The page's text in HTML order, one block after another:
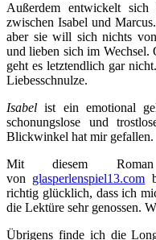
Außerdem entwickelt sich
zwischen Isabel und
aber sie will sich nichts
und lieben sich im Wechsel.
geht es letztendlich gar
Liebesschnulze.
Isabelist ein emotional
schonungslose und
Blickwinkel hat mir gefallen.
Mit diesem
von glasperlenspiel13.com
richtig glücklich, dass ich
die Lektüre sehr genossen.
Übrigens finde ich die